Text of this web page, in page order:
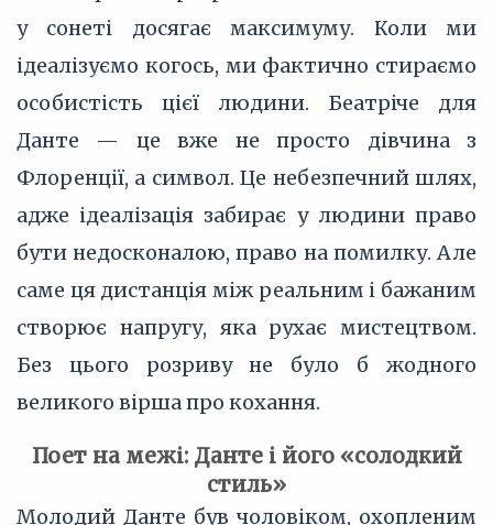
у сонеті досягає максимуму. Коли ми
ідеалізуємо когось, ми фактично стираємо
особистість цієї людини. Беатріче для
Данте — це вже не просто дівчина з
Флоренції, а символ. Це небезпечний шлях,
адже ідеалізація забирає у людини право
бути недосконалою, право на помилку. Але
саме ця дистанція між реальним і бажаним
створює напругу, яка рухає мистецтвом.
Без цього розриву не було б жодного
великого вірша про кохання.
Поет на межі: Данте і його «солодкий
стиль»
Молодий Данте був чоловіком, охопленим